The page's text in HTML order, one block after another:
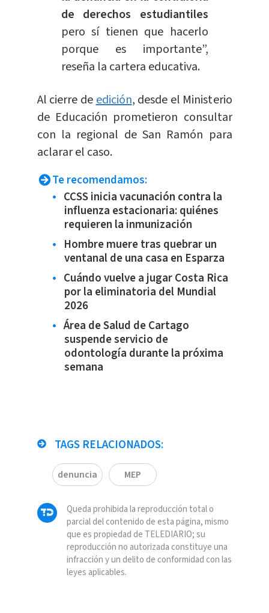
de derechos estudiantiles
pero sí tienen que hacerlo
porque es importante”,
reseña la cartera educativa.
Al cierre deedición, desde el Ministerio
de Educación prometieron consultar
con la regional de San Ramón para
aclarar el caso.
Te recomendamos:
CCSS inicia vacunación contra la
influenza estacionaria: quiénes
requieren la inmunización
Hombre muere tras quebrar un
ventanal de una casa en Esparza
Cuándo vuelve a jugar Costa Rica
por la eliminatoria del Mundial
2026
Área de Salud de Cartago
suspende servicio de
odontología durante la próxima
semana
TAGS RELACIONADOS:
denuncia MEP
Queda prohibida la reproducción total o
parcial del contenido de esta página, mismo
que es propiedad de TELEDIARIO; su
reproducción no autorizada constituye una
infracción y un delito de conformidad con las
leyes aplicables.